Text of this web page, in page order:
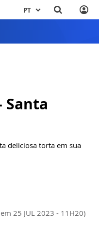
PT
Santa
deliciosa torta em sua
25 JUL 2023 - 11H20)